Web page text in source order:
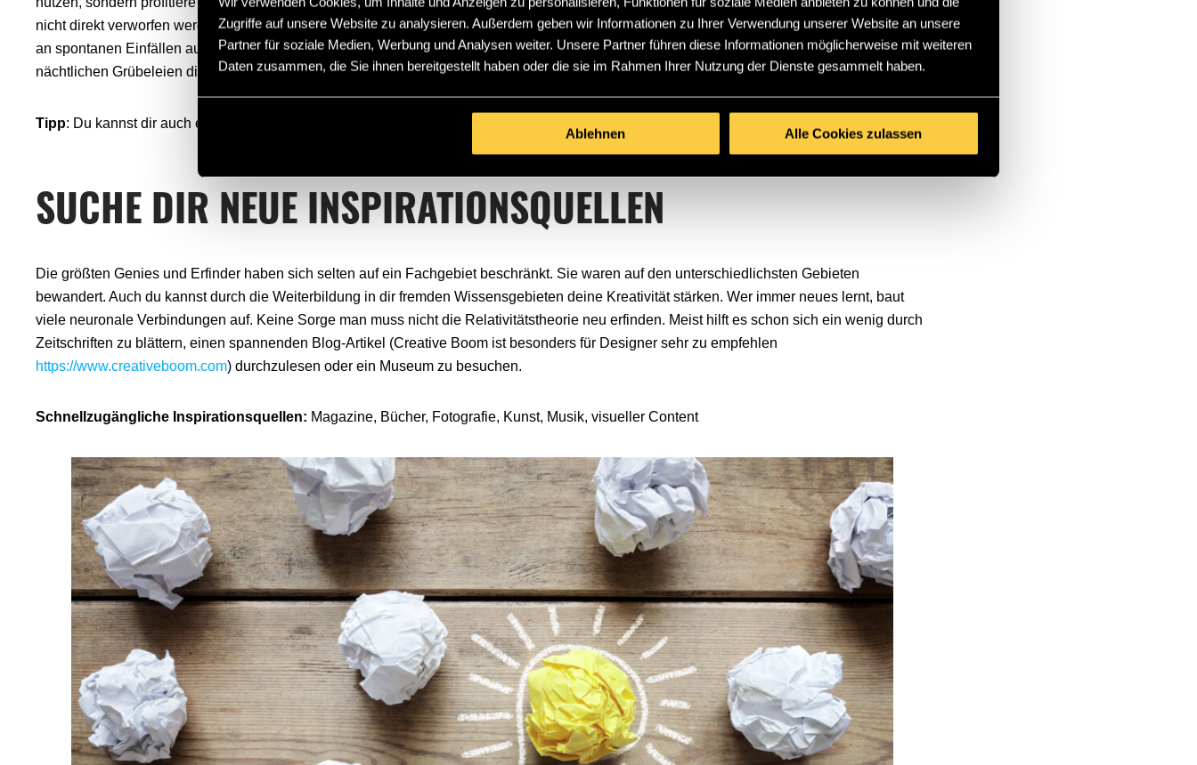
Zugriffe auf unsere Website zu analysieren. Außerdem geben wir Informationen zu Ihrer Verwendung unserer Website an unsere
Partner für soziale Medien, Werbung und Analysen weiter. Unsere Partner führen diese Informationen möglicherweise mit weiteren
Daten zusammen, die Sie ihnen bereitgestellt haben oder die sie im Rahmen Ihrer Nutzung der Dienste gesammelt haben.
Ablehnen Alle Cookies zulassen
nicht direkt verworfen werden. Notiere dir deine Ideen und Gedanken wann immer du die Möglichkeit hast. So kannst du dir eine Sammlung
an spontanen Einfällen aufbauen, auf welche du in uninspirierten Momenten zurückgreifen kannst. Wer weiß, vielleicht ist gerade eine deiner
nächtlichen Grübeleien die Lösung für ein kompliziertes Projekt im Job.
Tipp: Du kannst dir auch eine Idee ins Handy einsprechen, um beim späteren Anhören deine Idee besser nachvollziehen zu können.
SUCHE DIR NEUE INSPIRATIONSQUELLEN
Die größten Genies und Erfinder haben sich selten auf ein Fachgebiet beschränkt. Sie waren auf den unterschiedlichsten Gebieten
bewandert. Auch du kannst durch die Weiterbildung in dir fremden Wissensgebieten deine Kreativität stärken. Wer immer neues lernt, baut
viele neuronale Verbindungen auf. Keine Sorge man muss nicht die Relativitätstheorie neu erfinden. Meist hilft es schon sich ein wenig durch
Zeitschriften zu blättern, einen spannenden Blog-Artikel (Creative Boom ist besonders für Designer sehr zu empfehlen
https://www.creativeboom.com) durchzulesen oder ein Museum zu besuchen.
Schnellzugängliche Inspirationsquellen: Magazine, Bücher, Fotografie, Kunst, Musik, visueller Content